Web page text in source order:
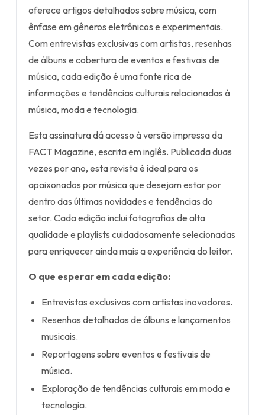
oferece artigos detalhados sobre música, com
ênfase em gêneros eletrônicos e experimentais.
Com entrevistas exclusivas com artistas, resenhas
de álbuns e cobertura de eventos e festivais de
música, cada edição é uma fonte rica de
informações e tendências culturais relacionadas à
música, moda e tecnologia.
Esta assinatura dá acesso à versão impressa da
FACT Magazine, escrita em inglês. Publicada duas
vezes por ano, esta revista é ideal para os
apaixonados por música que desejam estar por
dentro das últimas novidades e tendências do
setor. Cada edição inclui fotografias de alta
qualidade e playlists cuidadosamente selecionadas
para enriquecer ainda mais a experiência do leitor.
O que esperar em cada edição:
Entrevistas exclusivas com artistas inovadores.
Resenhas detalhadas de álbuns e lançamentos
musicais.
Reportagens sobre eventos e festivais de
música.
Exploração de tendências culturais em moda e
tecnologia.